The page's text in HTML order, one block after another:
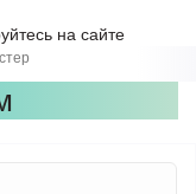
на сайте